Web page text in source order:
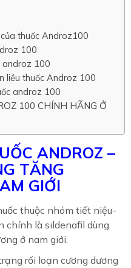
thuốc Androz100
100
androz 100
liều thuốc Androz 100
androz 100
100 CHÍNH HÃNG Ở
ANDROZ –
TĂNG
GIỚI
thuộc nhóm tiết niệu-
chính là sildenafil dùng
ở nam giới.
rối loạn cương dương